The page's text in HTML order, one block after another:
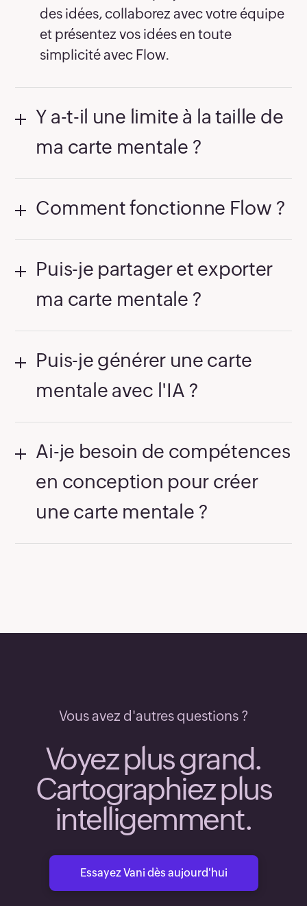
des idées, collaborez avec votre équipe
et présentez vos idées en toute
simplicité avec Flow.
Y a-t-il une limite à la taille de
ma carte mentale ?
Comment fonctionne Flow ?
Puis-je partager et exporter
ma carte mentale ?
Puis-je générer une carte
mentale avec l'IA ?
Ai-je besoin de compétences
en conception pour créer
une carte mentale ?
Vous avez d'autres questions ?
Voyez plus grand.
Cartographiez plus
intelligemment.
Essayez Vani dès aujourd'hui